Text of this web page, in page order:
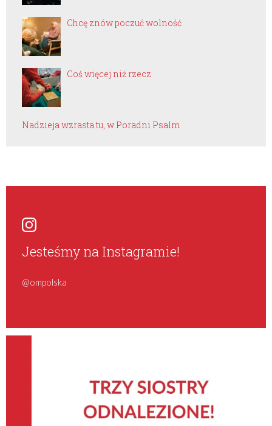
Chcę znów poczuć wolność
Coś więcej niż rzecz
Nadzieja wzrasta tu, w Poradni Psalm
Jesteśmy na Instagramie!
@ompolska